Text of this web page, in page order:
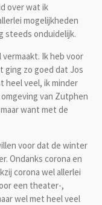
over wat ik
mogelijkheden
steeds onduidelijk.
Ik heb voor
ging zo goed dat Jos
heel veel, ik minder
van Zutphen
want met de
voor dat de winter
Ondanks corona en
corona wel allerlei
een theater-,
wel met heel veel